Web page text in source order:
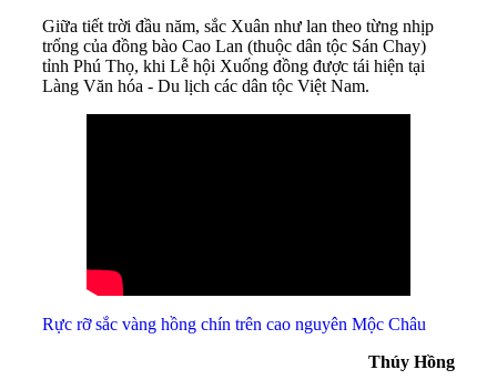
Giữa tiết trời đầu năm, sắc Xuân như lan theo từng nhịp
trống của đồng bào Cao Lan (thuộc dân tộc Sán Chay)
tỉnh Phú Thọ, khi Lễ hội Xuống đồng được tái hiện tại
Làng Văn hóa - Du lịch các dân tộc Việt Nam.
Rực rỡ sắc vàng hồng chín trên cao nguyên Mộc Châu
Thúy Hồng